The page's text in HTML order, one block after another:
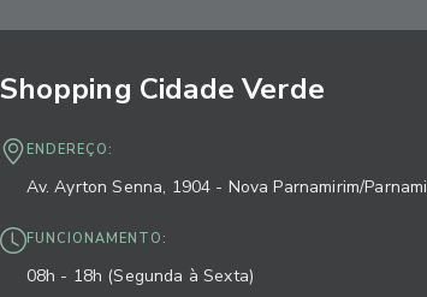
Shopping Cidade Verde
ENDEREÇO:
Av. Ayrton Senna, 1904 - Nova Parnamirim/
FUNCIONAMENTO:
08h - 18h (Segunda à Sexta)